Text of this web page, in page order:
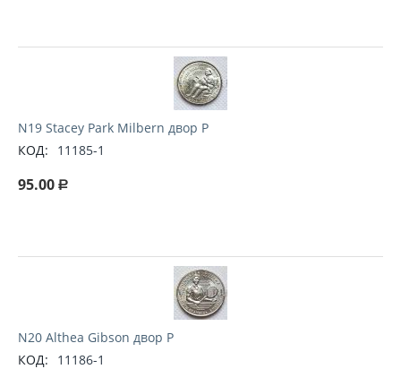
N19 Stacey Park Milbern двор P
КОД:
11185-1
95.00 Р
N20 Althea Gibson двор P
КОД:
11186-1